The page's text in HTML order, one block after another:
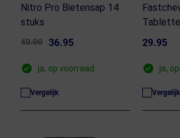
Nitro Pro Bietensap 14
stuks
40.00 36.95
ja, op voorraad
Vergelijk
29.95
ja,
Vergelijk